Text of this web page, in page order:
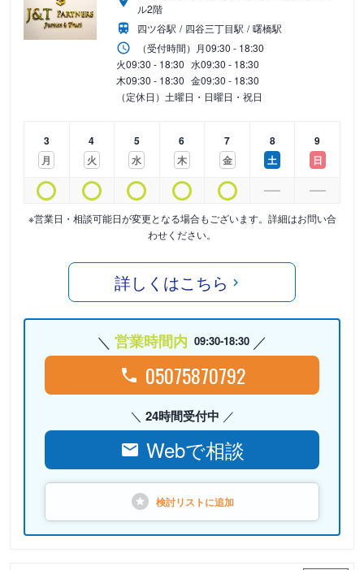
ル2階
四ツ谷駅
四谷三丁目駅
曙橋駅
（受付時間） 月09:30 - 18:30
火09:30 - 18:30 水09:30 - 18:30
木09:30 - 18:30 金09:30 - 18:30
（定休日）土曜日・日曜日・祝日
3
月
4
火
5
水
6
木
7
金
8
土
9
日
※営業日・相談可能日が変更となる場合もございます。詳細はお問い合
わせください。
詳しくはこちら
営業時間内 09:30-18:30
05075870792
24時間受付中
Webで相談
検討リストに追加